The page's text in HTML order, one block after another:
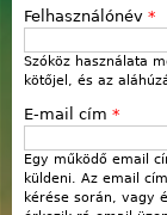
Felhasználónév *
Szóköz használata
kötőjel, és az
E-mail cím *
Egy működő email
küldeni. Az email
kérése során, vagy